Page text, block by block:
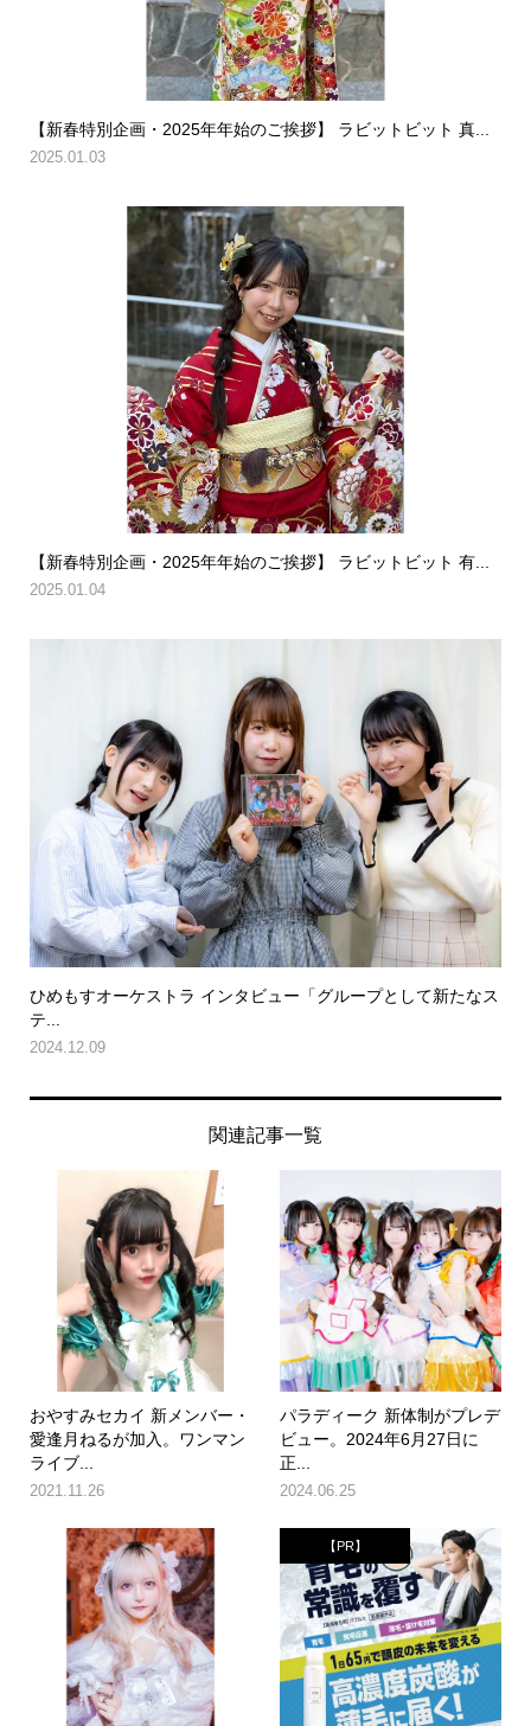
【新春特別企画・2025年年始のご挨拶】 ラビットビット 真...
2025.01.03
【新春特別企画・2025年年始のご挨拶】 ラビットビット 有...
2025.01.04
ひめもすオーケストラ インタビュー「グループとして新たなス
テ...
2024.12.09
関連記事一覧
おやすみセカイ 新メンバー・
愛逢月ねるが加入。ワンマン
ライブ...
2021.11.26
パラディーク 新体制がプレデ
ビュー。2024年6月27日に
正...
2024.06.25
【PR】